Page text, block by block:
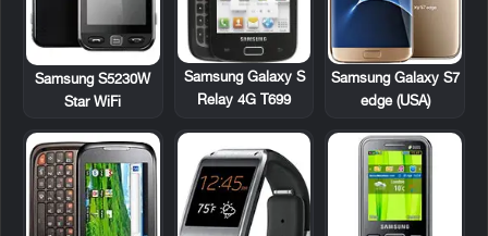
Samsung Galaxy S7
edge (USA)
Samsung Galaxy S
Relay 4G T699
Samsung S5230W
Star WiFi